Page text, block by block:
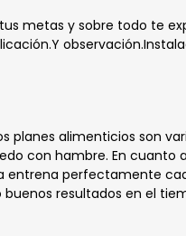
metas y sobre todo te
planes alimenticios son
con hambre. En cuanto
entrena perfectamente
resultados en el